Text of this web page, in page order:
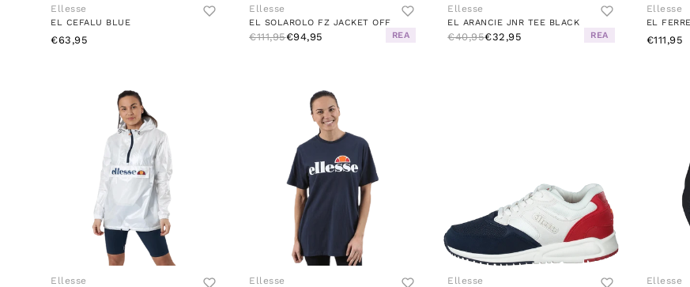
Ellesse
EL CEFALU BLUE
€63,95
Ellesse
EL SOLAROLO FZ JACKET OFF
€111,95€94,95 REA
Ellesse
EL ARANCIE JNR TEE BLACK
€40,95€32,95 REA
Ellesse
EL
€111,95
Ellesse Ellesse Ellesse Ellesse